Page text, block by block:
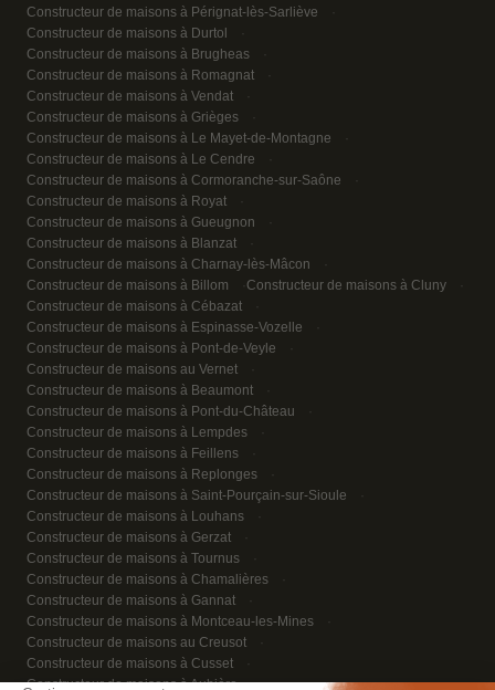
Constructeur de maisons à Pérignat-lès-Sarliève
Constructeur de maisons à Durtol
Constructeur de maisons à Brugheas
Constructeur de maisons à Romagnat
Constructeur de maisons à Vendat
Constructeur de maisons à Grièges
Constructeur de maisons à Le Mayet-de-Montagne
Constructeur de maisons à Le Cendre
Constructeur de maisons à Cormoranche-sur-Saône
Constructeur de maisons à Royat
Constructeur de maisons à Gueugnon
Constructeur de maisons à Blanzat
Constructeur de maisons à Charnay-lès-Mâcon
Constructeur de maisons à Billom
Constructeur de maisons à Cluny
Constructeur de maisons à Cébazat
Constructeur de maisons à Espinasse-Vozelle
Constructeur de maisons à Pont-de-Veyle
Constructeur de maisons au Vernet
Constructeur de maisons à Beaumont
Constructeur de maisons à Pont-du-Château
Constructeur de maisons à Lempdes
Constructeur de maisons à Feillens
Constructeur de maisons à Replonges
Constructeur de maisons à Saint-Pourçain-sur-Sioule
Constructeur de maisons à Louhans
Constructeur de maisons à Gerzat
Constructeur de maisons à Tournus
Constructeur de maisons à Chamalières
Constructeur de maisons à Gannat
Constructeur de maisons à Montceau-les-Mines
Constructeur de maisons au Creusot
Constructeur de maisons à Cusset
Constructeur de maisons à Aubière